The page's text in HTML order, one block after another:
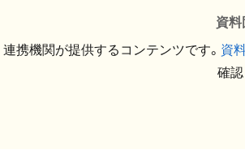
資
連携機関が提供するコンテンツです。 資
確認